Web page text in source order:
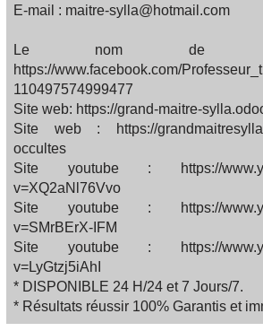
E-mail : maitre-sylla@hotmail.com
Le nom de
https://www.facebook.com/
110497574999477
Site web: https://grand-maitre-
Site web : https://
occultes
Site youtube : https://
v=XQ2aNl76Vvo
Site youtube : https://
v=SMrBErX-IFM
Site youtube : https://
v=LyGtzj5iAhI
* DISPONIBLE 24 H/24 et 7 Jours/7.
* Résultats réussir 100% Garantis et